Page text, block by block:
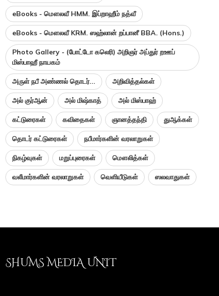
eBooks - மௌலவீ HMM. இப்றாஹீம் நத்வீ
eBooks - மௌலவீ KRM. ஸஹ்லான் றப்பானீ BBA. (Hons.)
Photo Gallery - (போட்டோ கலெரி) அறிஞர் அப்துர் றஊப்
மிஸ்பாஹீ நாயகம்
அருள் நபீ அண்ணல் தொடர்... அறிவித்தல்கள்
அல் குர்ஆன் அல் மிஷ்காத் அல் மிஸ்பாஹ்
கட்டுரைகள் கவிதைகள் ஞானத்தந்தி துஆக்கள்
தொடர் கட்டுரைகள் நபீமார்களின் வரலாறுகள்
நிகழ்வுகள் மறுப்புரைகள் மௌலித்கள்
வலீமார்களின் வரலாறுகள் வெளியீடுகள் ஸலவாதுகள்
SHUMS MEDIA UNIT